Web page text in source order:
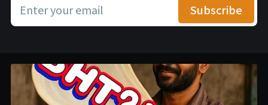
Enter your email Subscribe